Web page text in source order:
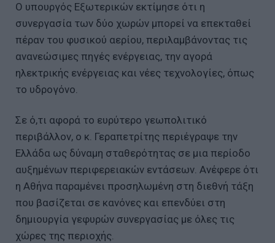
Ο υπουργός Εξωτερικών εκτίμησε ότι η
συνεργασία των δύο χωρών μπορεί να επεκταθεί
πέραν του φυσικού αερίου, περιλαμβάνοντας τις
ανανεώσιμες πηγές ενέργειας, την αγορά
ηλεκτρικής ενέργειας και νέες τεχνολογίες, όπως
το υδρογόνο.
Σε ό,τι αφορά το ευρύτερο γεωπολιτικό
περιβάλλον, ο κ. Γεραπετρίτης περιέγραψε την
Ελλάδα ως δύναμη σταθερότητας σε μια περίοδο
αυξημένων περιφερειακών εντάσεων. Ανέφερε ότι
η Αθήνα παραμένει προσηλωμένη στη διεθνή τάξη
που βασίζεται σε κανόνες και επενδύει στη
δημιουργία γεφυρών συνεργασίας με όλες τις
χώρες της περιοχής.